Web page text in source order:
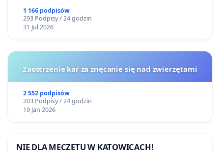
1 166 podpisów
293 Podpisy / 24 godzin
31 Jul 2026
Zaostrzenie kar za znęcanie się nad zwierzętami
2 552 podpisów
203 Podpisy / 24 godzin
19 Jan 2026
NIE DLA MECZETU W KATOWICACH!